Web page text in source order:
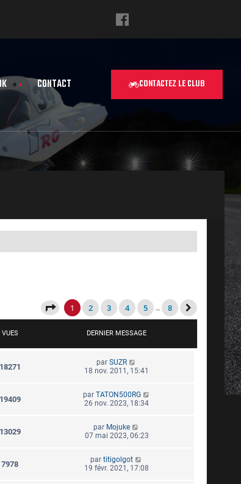
CONTACT CONTACTEZ LE CLUB